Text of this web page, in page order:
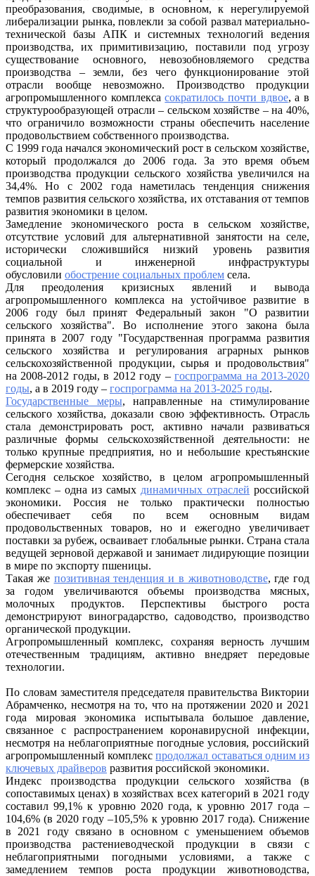
преобразования, сводимые, в основном, к нерегулируемой
либерализации рынка, повлекли за собой развал материально-
технической базы АПК и системных технологий ведения
производства, их примитивизацию, поставили под угрозу
существование основного, невозобновляемого средства
производства – земли, без чего функционирование этой
отрасли вообще невозможно. Производство продукции
агропромышленного комплексасократилось почти вдвое, а в
структурообразующей отрасли – сельском хозяйстве – на 40%,
что ограничило возможности страны обеспечить население
продовольствием собственного производства.
С 1999 года начался экономический рост в сельском хозяйстве,
который продолжался до 2006 года. За это время объем
производства продукции сельского хозяйства увеличился на
34,4%. Но с 2002 года наметилась тенденция снижения
темпов развития сельского хозяйства, их отставания от темпов
развития экономики в целом.
Замедление экономического роста в сельском хозяйстве,
отсутствие условий для альтернативной занятости на селе,
исторически сложившийся низкий уровень развития
социальной и инженерной инфраструктуры
обусловили обострение социальных проблем села.
Для преодоления кризисных явлений и вывода
агропромышленного комплекса на устойчивое развитие в
2006 году был принят Федеральный закон "О развитии
сельского хозяйства". Во исполнение этого закона была
принята в 2007 году "Государственная программа развития
сельского хозяйства и регулирования аграрных рынков
сельскохозяйственной продукции, сырья и продовольствия"
на 2008-2012 годы, в 2012 году –госпрограмма на 2013-2020
годы, а в 2019 году – госпрограмма на 2013-2025 годы.
Государственные меры, направленные на стимулирование
сельского хозяйства, доказали свою эффективность. Отрасль
стала демонстрировать рост, активно начали развиваться
различные формы сельскохозяйственной деятельности: не
только крупные предприятия, но и небольшие крестьянские
фермерские хозяйства.
Сегодня сельское хозяйство, в целом агропромышленный
комплекс – одна из самых динамичных отраслей российской
экономики. Россия не только практически полностью
обеспечивает себя по всем основным видам
продовольственных товаров, но и ежегодно увеличивает
поставки за рубеж, осваивает глобальные рынки. Страна стала
ведущей зерновой державой и занимает лидирующие позиции
в мире по экспорту пшеницы.
Такая же позитивная тенденция и в животноводстве, где год
за годом увеличиваются объемы производства мясных,
молочных продуктов. Перспективы быстрого роста
демонстрируют виноградарство, садоводство, производство
органической продукции.
Агропромышленный комплекс, сохраняя верность лучшим
отечественным традициям, активно внедряет передовые
технологии.
По словам заместителя председателя правительства Виктории
Абрамченко, несмотря на то, что на протяжении 2020 и 2021
года мировая экономика испытывала большое давление,
связанное с распространением коронавирусной инфекции,
несмотря на неблагоприятные погодные условия, российский
агропромышленный комплекспродолжал оставаться одним из
ключевых драйверов развития российской экономики.
Индекс производства продукции сельского хозяйства (в
сопоставимых ценах) в хозяйствах всех категорий в 2021 году
составил 99,1% к уровню 2020 года, к уровню 2017 года –
104,6% (в 2020 году –105,5% к уровню 2017 года). Снижение
в 2021 году связано в основном с уменьшением объемов
производства растениеводческой продукции в связи с
неблагоприятными погодными условиями, а также с
замедлением темпов роста продукции животноводства,